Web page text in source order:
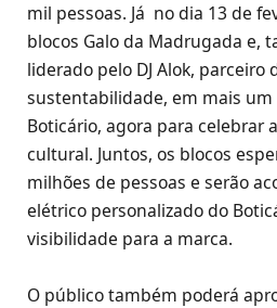
mil pessoas. Já no dia 13 de
blocos Galo da Madrugada e,
liderado pelo DJ Alok, parceiro
sustentabilidade, em mais um
Boticário, agora para celebrar
cultural. Juntos, os blocos
milhões de pessoas e serão
elétrico personalizado do
visibilidade para a marca.
O público também poderá